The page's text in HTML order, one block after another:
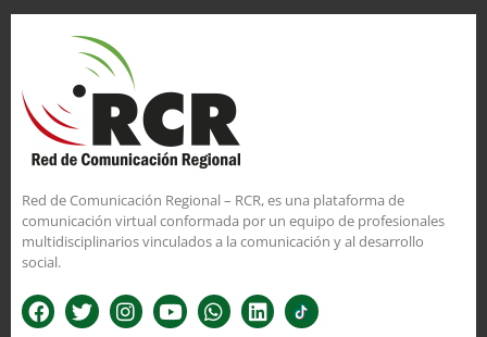
Red de Comunicación Regional – RCR, es una plataforma de
comunicación virtual conformada por un equipo de profesionales
multidisciplinarios vinculados a la comunicación y al desarrollo
social.